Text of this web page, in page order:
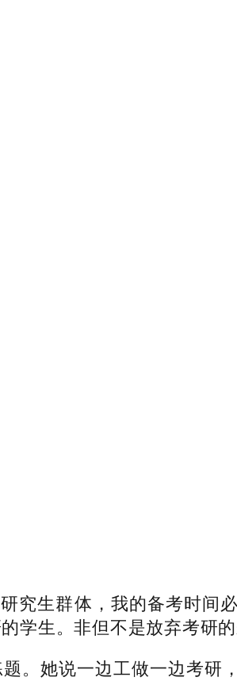
生群体，我的备考时间
学生。非但不是放弃考研
她说一边工做一边考研